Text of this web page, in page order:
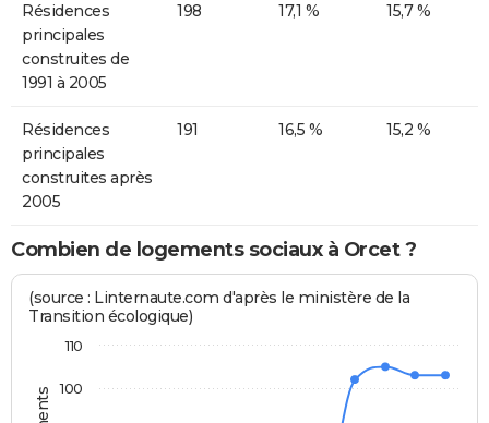
Résidences
principales
construites de
1991 à 2005
198 17,1 % 15,7 %
Résidences
principales
construites après
2005
191 16,5 % 15,2 %
Combien de logements sociaux à Orcet ?
(source : Linternaute.com d'après le ministère de la
Transition écologique)
100
110